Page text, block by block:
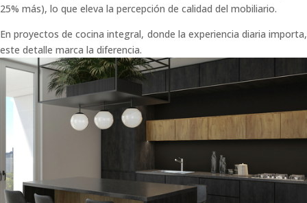
25% más), lo que eleva la percepción de calidad del mobiliario.
En proyectos de cocina integral, donde la experiencia diaria importa,
este detalle marca la diferencia.